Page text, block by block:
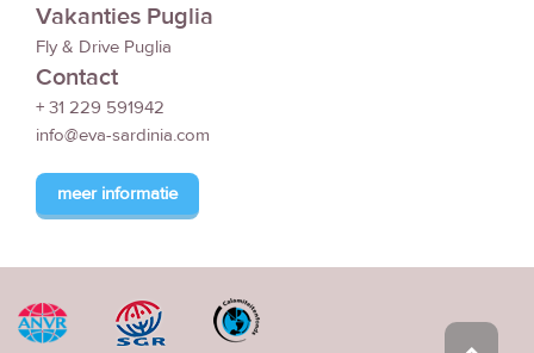
Vakanties Puglia
Fly & Drive Puglia
Contact
+ 31 229 591942
info@eva-sardinia.com
meer informatie